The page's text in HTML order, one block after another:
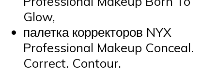
Glow,
палетка корректоров NYX
Professional Makeup Conceal.
Correct. Contour.